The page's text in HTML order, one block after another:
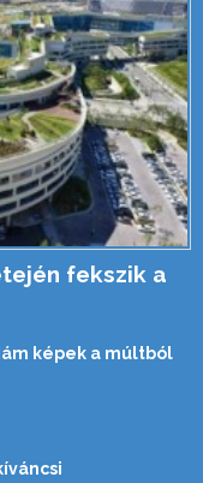
fekszik a
képek a múltból